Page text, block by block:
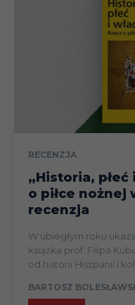
RECENZJA
„Historia, płeć
o piłce nożnej
recenzja
W ubiegłym roku
książka prof. Filipa
od historii Hiszpanii i
BARTOSZ